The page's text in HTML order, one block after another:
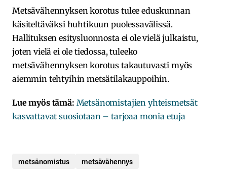
Metsävähennyksen korotus tulee eduskunnan
käsiteltäväksi huhtikuun puolessavälissä.
Hallituksen esitysluonnosta ei ole vielä julkaistu,
joten vielä ei ole tiedossa, tuleeko
metsävähennyksen korotus takautuvasti myös
aiemmin tehtyihin metsätilakauppoihin.
Lue myös tämä: Metsänomistajien yhteismetsät
kasvattavat suosiotaan – tarjoaa monia etuja
metsänomistus metsävähennys